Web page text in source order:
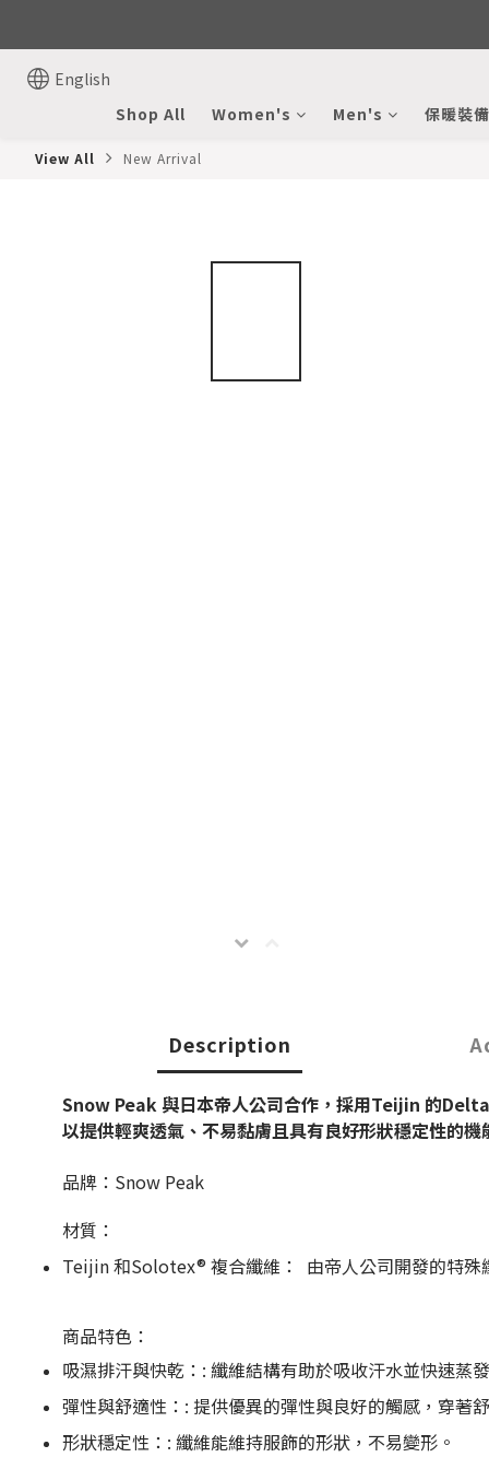
English
Shop All
Women's Men's 保暖裝備
View All New Arrival
Description
Snow Peak 與日本帝人公司合作，採用Teijin 的
以提供輕爽透氣、不易黏膚且具有良好形狀穩定性的機
品牌：Snow Peak
材質：
Teijin 和Solotex® 複合纖維：
由帝人公司開發的特
商品特色：
吸濕排汗與快乾：: 纖維結構有助於吸收汗水並快速蒸
彈性與舒適性：: 提供優異的彈性與良好的觸感，穿著
形狀穩定性：: 纖維能維持服飾的形狀，不易變形。